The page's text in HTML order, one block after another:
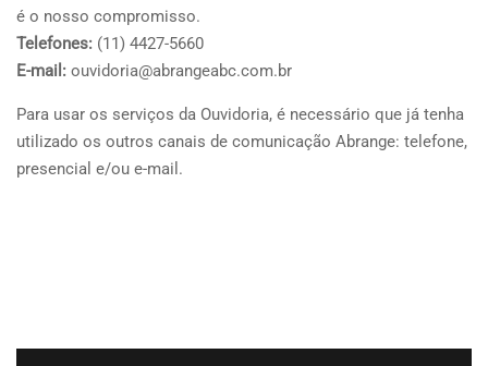
é o nosso compromisso.
Telefones: (11) 4427-5660
E-mail: ouvidoria@abrangeabc.com.br
Para usar os serviços da Ouvidoria, é necessário que já tenha
utilizado os outros canais de comunicação Abrange: telefone,
presencial e/ou e-mail.